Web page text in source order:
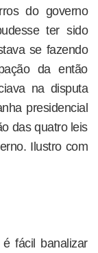
do governo
ter sido
se fazendo
da então
na disputa
presidencial
das quatro leis
Ilustro com
fácil banalizar